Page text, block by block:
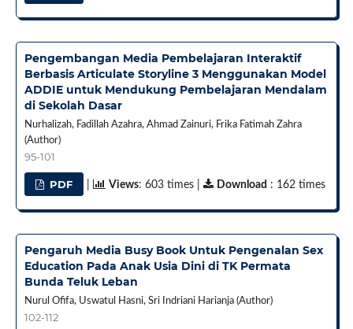
Pengembangan Media Pembelajaran Interaktif
Berbasis Articulate Storyline 3 Menggunakan Model
ADDIE untuk Mendukung Pembelajaran Mendalam
di Sekolah Dasar
Nurhalizah, Fadillah Azahra, Ahmad Zainuri, Frika Fatimah Zahra
(Author)
95-101
PDF Views: 603 times | Download : 162 times
Pengaruh Media Busy Book Untuk Pengenalan Sex
Education Pada Anak Usia Dini di TK Permata
Bunda Teluk Leban
Nurul Ofifa, Uswatul Hasni, Sri Indriani Harianja (Author)
102-112